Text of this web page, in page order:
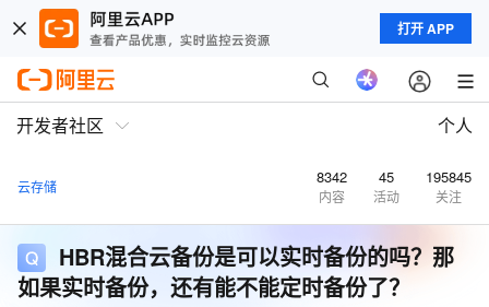
打开 APP
开发者社区 个人
云存储 8342
内容
45
活动
195845
关注
HBR混合云备份是可以实时备份的吗？那
如果实时备份，还有能不能定时备份了？